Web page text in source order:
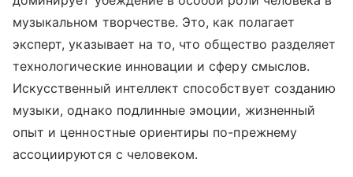
музыкальном творчестве. Это, как полагает
эксперт, указывает на то, что общество разделяет
технологические инновации и сферу смыслов.
Искусственный интеллект способствует созданию
музыки, однако подлинные эмоции, жизненный
опыт и ценностные ориентиры по-прежнему
ассоциируются с человеком.